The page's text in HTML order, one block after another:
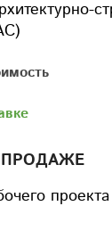
проекта